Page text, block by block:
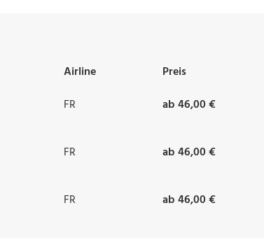
Airline Preis
FR ab 46,00 €
FR ab 46,00 €
FR ab 46,00 €